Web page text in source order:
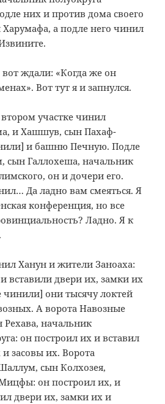
них и против дома своего
а подле него чинил
ждали: «Когда же он
Вот тут я и запнулся.
участке чинил
и Хашшув, сын Пахаф-
и башню Печную. Подле
Галлохеша, начальник
он и дочери его.
Да ладно вам смеяться. Я
конференция, но все
Ладно. Я к
Ханун и жители Заноаха:
вставили двери их, замки их
чинили] они тысячу локтей
А ворота Навозные
начальник
он построил их и вставил
засовы их. Ворота
сын Колхозея,
он построил их, и
двери их, замки их и